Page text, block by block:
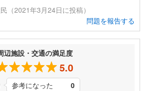
（2021年3月24日に投稿）
問題を報告する
辺施設・交通の満足度
5.0
参考になった 0